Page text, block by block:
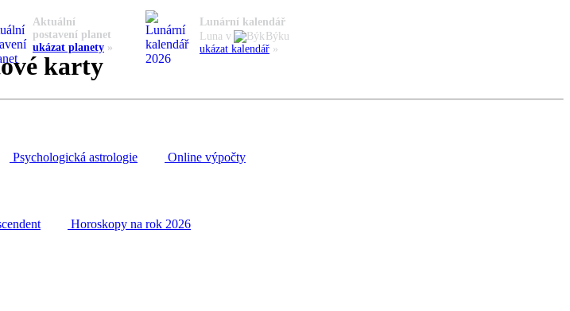
karty
Psychologická astrologie
Online výpočty
Horoskopy na rok 2026
Aktuální
postavení planet
ukázat planety »
Lunární kalendář
Luna v
Býku
ukázat kalendář »